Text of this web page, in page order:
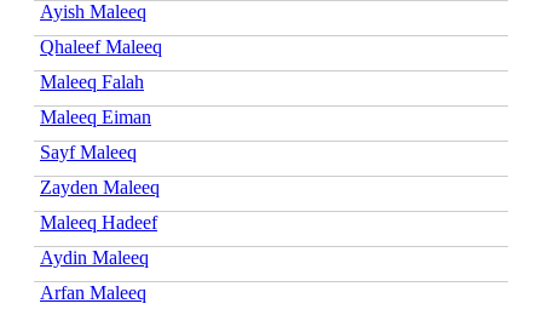
Ayish Maleeq
Qhaleef Maleeq
Maleeq Falah
Maleeq Eiman
Sayf Maleeq
Zayden Maleeq
Maleeq Hadeef
Aydin Maleeq
Arfan Maleeq